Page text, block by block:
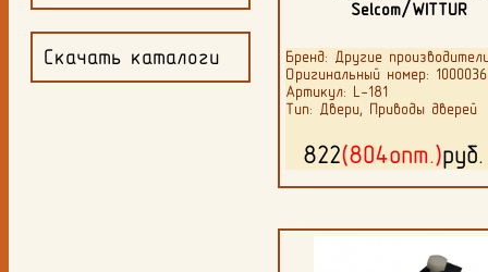
Скачать каталоги
Selcom/WITTUR
Бренд: Другие
Оригинальный номер:
Артикул: L-181
Тип: Двери, Приводы дверей
822(804опт.)